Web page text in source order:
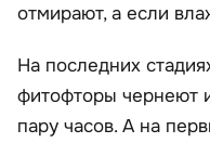
отмирают, а если
На последних
фитофторы чернеют
пару часов. А на